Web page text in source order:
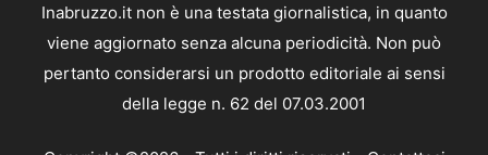
Inabruzzo.it non è una testata giornalistica, in quanto
viene aggiornato senza alcuna periodicità. Non può
pertanto considerarsi un prodotto editoriale ai sensi
della legge n. 62 del 07.03.2001